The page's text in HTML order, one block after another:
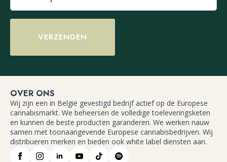
VERZENDEN
OVER ONS
Wij zijn een in België gevestigd bedrijf actief op de Europese
cannabismarkt. We beheersen de volledige toeleveringsketen
en kunnen de beste producten garanderen. We werken nauw
samen met toonaangevende Europese cannabisbedrijven. Wij
distribueren merken en bieden ook white label diensten aan.